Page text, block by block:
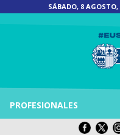
SÁBADO, 8 AGOSTO,
PROFESIONALES